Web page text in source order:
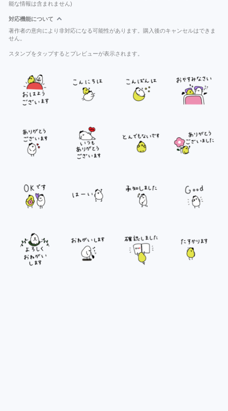
能な情報は含まれません)
対応機能について
著作者の意向により非対応になる可能性があります。購入後のキャンセルはできま
せん。
スタンプをタップするとプレビューが表示されます。